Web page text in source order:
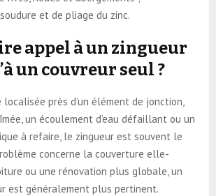
et de pliage du zinc.
appel à un zingueur
un couvreur seul ?
près d’un élément de jonction,
un écoulement d’eau défaillant ou un
à refaire, le zingueur est souvent le
concerne la couverture elle-
ou une rénovation plus globale, un
est généralement plus pertinent.